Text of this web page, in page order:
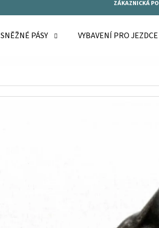
ZÁKAZNICKÁ
SNĚŽNÉ PÁSY VYBAVENÍ PRO JEZDCE